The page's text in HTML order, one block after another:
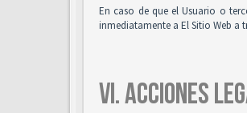
En caso de que el Usuario o
inmediatamente a El Sitio Web a
VI. ACCIONES